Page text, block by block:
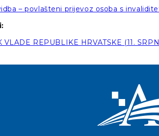
– povlašteni prijevoz osoba s
VLADE REPUBLIKE HRVATSKE (11.